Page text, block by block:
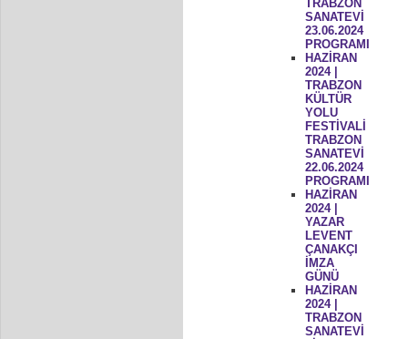
TRABZON
SANATEVİ
23.06.2024
PROGRAMI
HAZİRAN
2024 |
TRABZON
KÜLTÜR
YOLU
FESTİVALİ
TRABZON
SANATEVİ
22.06.2024
PROGRAMI
HAZİRAN
2024 |
YAZAR
LEVENT
ÇANAKÇI
İMZA
GÜNÜ
HAZİRAN
2024 |
TRABZON
SANATEVİ